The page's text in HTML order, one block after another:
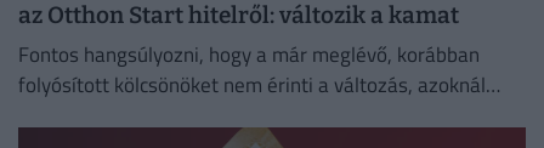
az Otthon Start hitelről: változik a kamat
Fontos hangsúlyozni, hogy a már meglévő, korábban
folyósított kölcsönöket nem érinti a változás, azoknál